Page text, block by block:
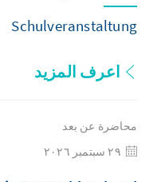
Schulveranstaltung
اعرف المزيد
محاضرة عن بعد